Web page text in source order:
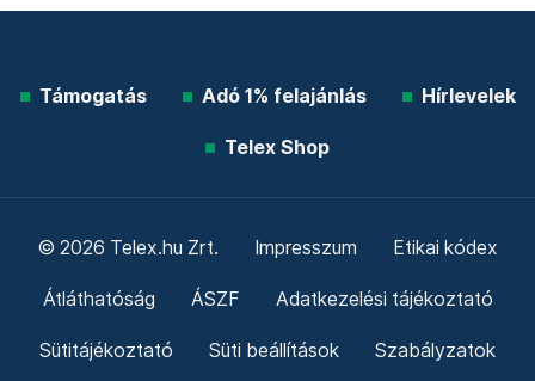
Támogatás Adó 1% felajánlás Hírlevelek
Telex Shop
© 2026 Telex.hu Zrt. Impresszum Etikai kódex
Átláthatóság ÁSZF Adatkezelési tájékoztató
Sütitájékoztató Süti beállítások Szabályzatok